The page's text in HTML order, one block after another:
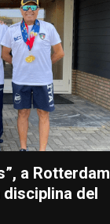
a Rotterdam
del